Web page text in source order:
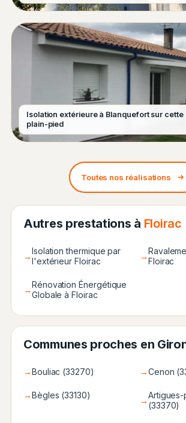
Isolation extérieure à Blanquefort sur cette
plain-pied
Toutes nos réalisations
Autres prestations à Floirac
→Isolation thermique par
l'extérieur Floirac
→Floirac
→Rénovation Énergétique
Globale à Floirac
Communes proches en
→Bouliac (33270) →Cenon
→Bègles (33130) → (33370)